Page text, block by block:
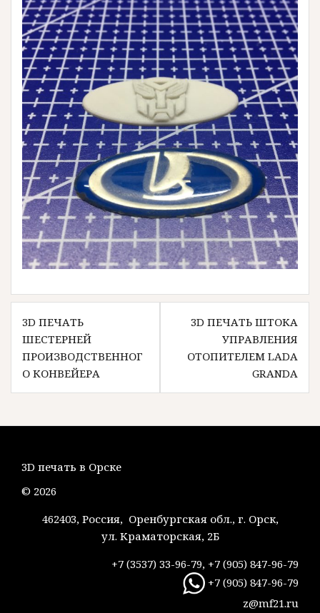
Навигация
по
записям
3D ПЕЧАТЬ
ШЕСТЕРНЕЙ
ПРОИЗВОДСТВЕННОГ
О КОНВЕЙЕРА
3D ПЕЧАТЬ ШТОКА
УПРАВЛЕНИЯ
ОТОПИТЕЛЕМ LADA
GRANDA
3D печать в Орске
© 2026
462403, Россия, Оренбургская обл., г. Орск,
ул. Краматорская, 2Б
+7 (3537) 33-96-79, +7 (905) 847-96-79
+7 (905) 847-96-79
z@mf21.ru